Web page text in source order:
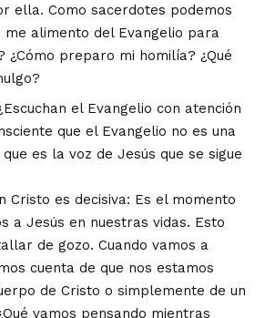
ella. Como sacerdotes podemos
me alimento del Evangelio para
¿Cómo preparo mi homilía? ¿Qué
el Evangelio con atención
que el Evangelio no es una
es la voz de Jesús que se sigue
Cristo es decisiva: Es el momento
a Jesús en nuestras vidas. Esto
de gozo. Cuando vamos a
cuenta de que nos estamos
de Cristo o simplemente de un
vamos pensando mientras